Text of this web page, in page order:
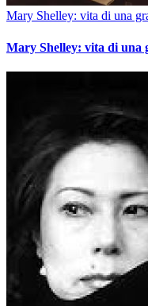
Mary Shelley: vita di una
Mary Shelley: vita di una